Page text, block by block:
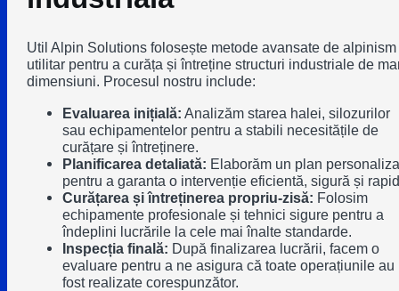
Util Alpin Solutions folosește metode avansate de alpinism
utilitar pentru a curăța și întreține structuri industriale de
dimensiuni. Procesul nostru include:
Evaluarea inițială: Analizăm starea halei, silozurilor
sau echipamentelor pentru a stabili necesitățile de
curățare și întreținere.
Planificarea detaliată: Elaborăm un plan
pentru a garanta o intervenție eficientă, sigură și
Curățarea și întreținerea propriu-zisă: Folosim
echipamente profesionale și tehnici sigure pentru a
îndeplini lucrările la cele mai înalte standarde.
Inspecția finală: După finalizarea lucrării, facem o
evaluare pentru a ne asigura că toate operațiunile au
fost realizate corespunzător.